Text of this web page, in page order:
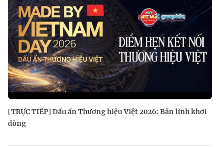
[TRỰC TIẾP] Dấu ấn Thương hiệu Việt 2026: Bản lĩnh khơi
dòng